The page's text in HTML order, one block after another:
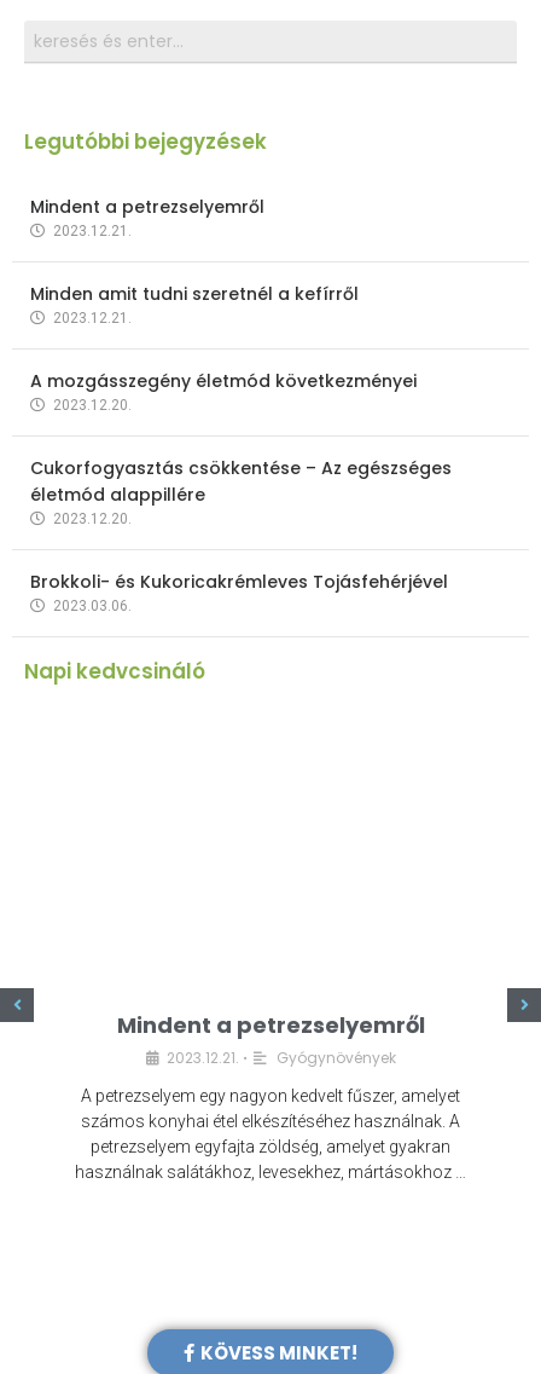
Legutóbbi bejegyzések
Mindent a petrezselyemről
2023.12.21.
Minden amit tudni szeretnél a kefírről
2023.12.21.
A mozgásszegény életmód következményei
2023.12.20.
Cukorfogyasztás csökkentése – Az egészséges
életmód alappillére
2023.12.20.
Brokkoli- és Kukoricakrémleves Tojásfehérjével
2023.03.06.
Napi kedvcsináló
Mindent a petrezselyemről
2023.12.21. • Gyógynövények
A petrezselyem egy nagyon kedvelt fűszer, amelyet
számos konyhai étel elkészítéséhez használnak. A
petrezselyem egyfajta zöldség, amelyet gyakran
használnak salátákhoz, levesekhez, mártásokhoz …
KÖVESS MINKET!